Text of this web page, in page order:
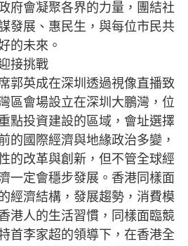
府會凝聚各界的力量，團結社
發展、惠民生，與每位市民共
的未來。
接挑戰
英成在深圳透過視像直播致
區會場設立在深圳大鵬灣，位
點投資建設的區域，會址選擇
的國際經濟與地緣政治多變，
的改革與創新，但不管全球經
一定會穩步發展。香港同樣面
經濟結構，發展趨勢，消費模
港人的生活習慣，同樣面臨競
首李家超的領導下，在香港全